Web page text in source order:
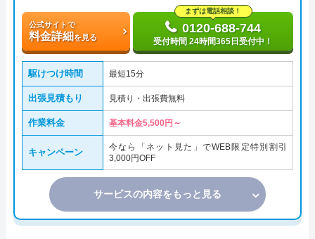
公式サイトで
料金詳細を見る
まずは電話相談！
0120-688-744
受付時間 24時間365日受付中！
駆けつけ時間 最短15分
出張見積もり 見積り・出張費無料
作業料金 基本料金5,500円～
キャンペーン
今なら「ネット見た」でWEB限定特別割引
3,000円OFF
サービスの内容をもっと見る